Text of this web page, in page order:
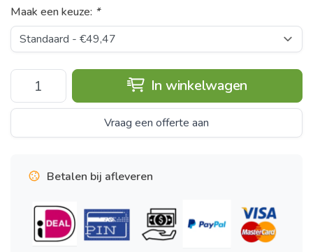
Maak een keuze: *
In winkelwagen
Vraag een offerte aan
Betalen bij afleveren